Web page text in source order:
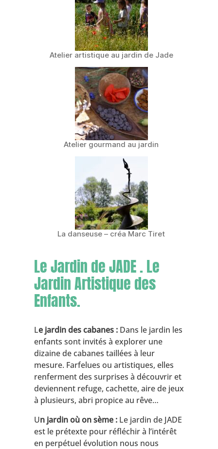
Atelier artistique au jardin de Jade
Atelier gourmand au jardin
La danseuse – créa Marc Tiret
Le Jardin de JADE . Le
Jardin Artistique des
Enfants.
Le jardin des cabanes : Dans le jardin les
enfants sont invités à explorer une
dizaine de cabanes taillées à leur
mesure. Farfelues ou artistiques, elles
renferment des surprises à découvrir et
deviennent refuge, cachette, aire de jeux
à plusieurs, abri propice au rêve…
Un jardin où on sème : Le jardin de JADE
est le prétexte pour réfléchir à l’intérêt
en perpétuel évolution nous nous